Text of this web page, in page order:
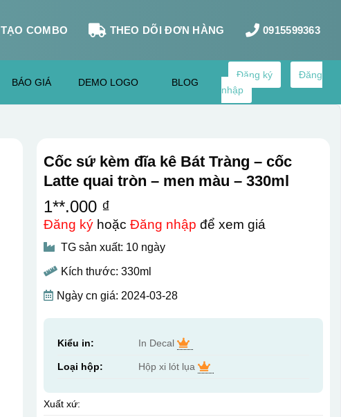
TẠO COMBO THEO DÕI ĐƠN HÀNG 0915599363
BÁO GIÁ DEMO LOGO BLOG
Đăng ký
Đăng
nhập
Cốc sứ kèm đĩa kê Bát Tràng – cốc
Latte quai tròn – men màu – 330ml
1**.000 ₫
Đăng kýhoặc Đăng nhập để xem giá
TG sản xuất: 10 ngày
Kích thước: 330ml
Ngày cn giá: 2024-03-28
Kiểu in: In Decal
Loại hộp: Hộp xi lót lụa
Xuất xứ: